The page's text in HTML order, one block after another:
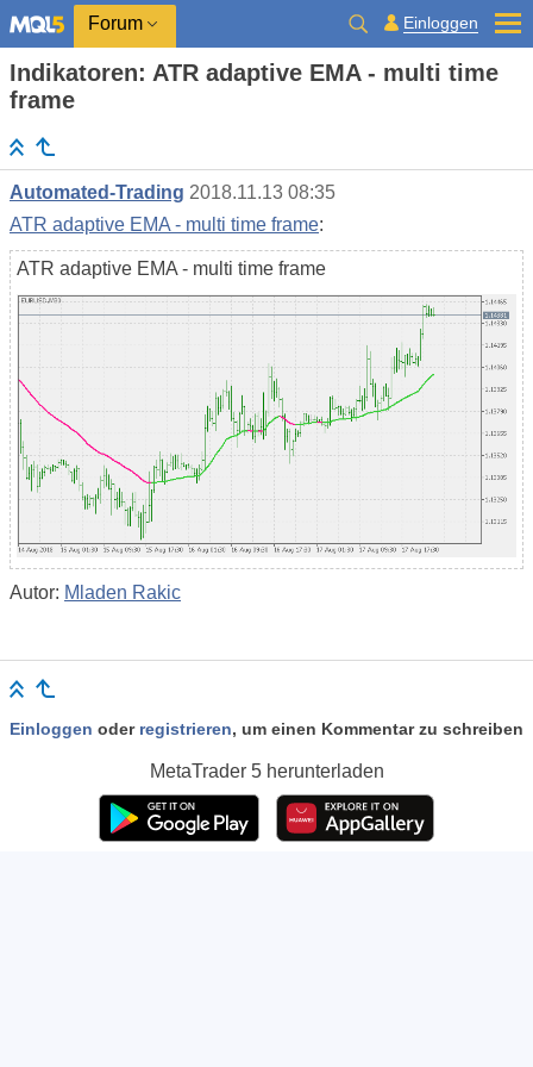
Forum Einloggen
Indikatoren: ATR adaptive EMA - multi time
frame
Automated-Trading 2018.11.13 08:35
ATR adaptive EMA - multi time frame:
ATR adaptive EMA - multi time frame
Autor: Mladen Rakic
Einloggen oder registrieren, um einen Kommentar zu schreiben
MetaTrader 5herunterladen